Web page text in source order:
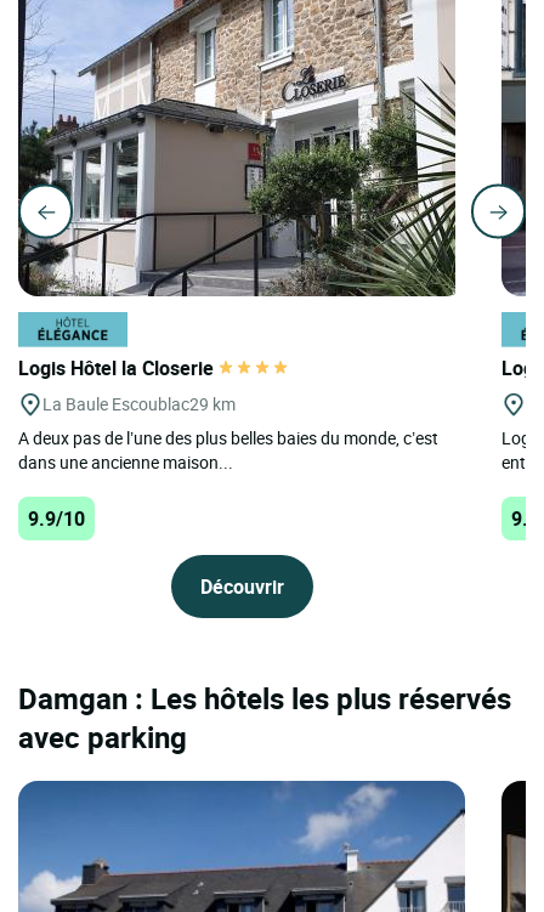
Logis Hôtel la Closerie
La Baule Escoublac29 km
A deux pas de l’une des plus belles baies du monde, c’est
dans une ancienne maison...
9.9/10
Découvrir
Damgan : Les hôtels les plus réservés
avec parking